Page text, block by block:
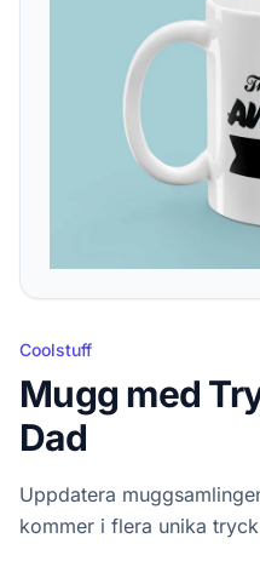
Coolstuff
Mugg med
Dad
Uppdatera
kommer i flera unika